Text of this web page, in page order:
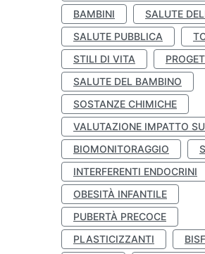
BAMBINI
SALUTE
SALUTE PUBBLICA
STILI DI VITA
SALUTE DEL BAMBINO
SOSTANZE CHIMICHE
VALUTAZIONE IMPATTO
BIOMONITORAGGIO
INTERFERENTI ENDOCRINI
OBESITÀ INFANTILE
PUBERTÀ PRECOCE
PLASTICIZZANTI